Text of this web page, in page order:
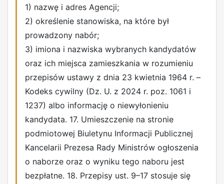
1) nazwę i adres Agencji;
2) określenie stanowiska, na które był
prowadzony nabór;
3) imiona i nazwiska wybranych kandydatów
oraz ich miejsca zamieszkania w rozumieniu
przepisów ustawy z dnia 23 kwietnia 1964 r. –
Kodeks cywilny (Dz. U. z 2024 r. poz. 1061 i
1237) albo informację o niewyłonieniu
kandydata. 17. Umieszczenie na stronie
podmiotowej Biuletynu Informacji Publicznej
Kancelarii Prezesa Rady Ministrów ogłoszenia
o naborze oraz o wyniku tego naboru jest
bezpłatne. 18. Przepisy ust. 9–17 stosuje się